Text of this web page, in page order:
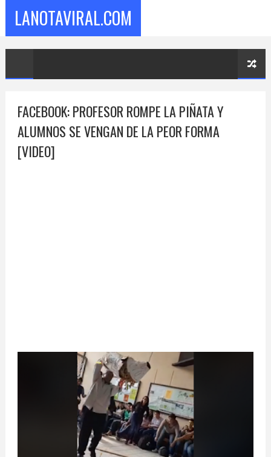
LANOTAVIRAL.COM
FACEBOOK: PROFESOR ROMPE LA PIÑATA Y
ALUMNOS SE VENGAN DE LA PEOR FORMA
[VIDEO]